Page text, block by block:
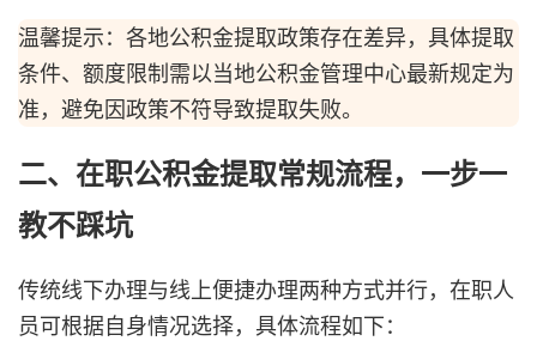
温馨提示：各地公积金提取政策存在差异，具体提取
条件、额度限制需以当地公积金管理中心最新规定为
准，避免因政策不符导致提取失败。
二、在职公积金提取常规流程，一步一
教不踩坑
传统线下办理与线上便捷办理两种方式并行，在职人
员可根据自身情况选择，具体流程如下：